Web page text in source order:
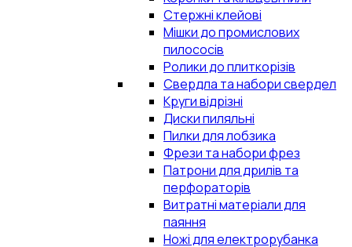
Стержні клейові
Мішки до промислових
пилососів
Ролики до плиткорізів
Свердла та набори свердел
Круги відрізні
Диски пиляльні
Пилки для лобзика
Фрези та набори фрез
Патрони для дрилів та
перфораторів
Витратні матеріали для
паяння
Ножі для електрорубанка